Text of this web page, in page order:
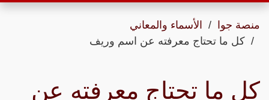
منصة جوا
الأسماء والمعاني
كل ما تحتاج معرفته عن اسم وريف
كل ما تحتاج معرفته عن